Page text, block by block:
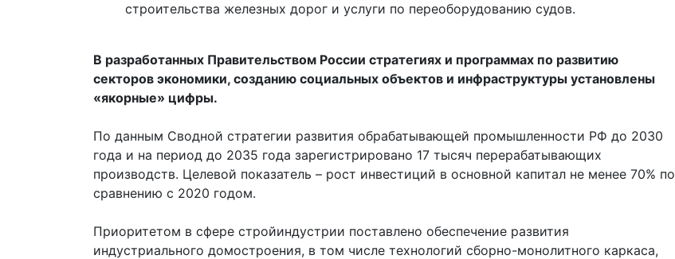
строительства железных дорог и услуги по переоборудованию судов.
В разработанных Правительством России стратегиях и программах по развитию
секторов экономики, созданию социальных объектов и инфраструктуры установлены
«якорные» цифры.
По данным Сводной стратегии развития обрабатывающей промышленности РФ до 2030
года и на период до 2035 года зарегистрировано 17 тысяч перерабатывающих
производств. Целевой показатель – рост инвестиций в основной капитал не менее 70% по
сравнению с 2020 годом.
Приоритетом в сфере стройиндустрии поставлено обеспечение развития
индустриального домостроения, в том числе технологий сборно-монолитного каркаса,